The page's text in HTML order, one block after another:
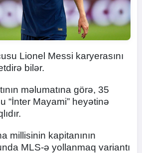
Lionel Messi karyerasını
bilər.
məlumatına görə, 35
“İnter Mayami” heyətinə
millisinin kapitanının
MLS-ə yollanmaq variantı